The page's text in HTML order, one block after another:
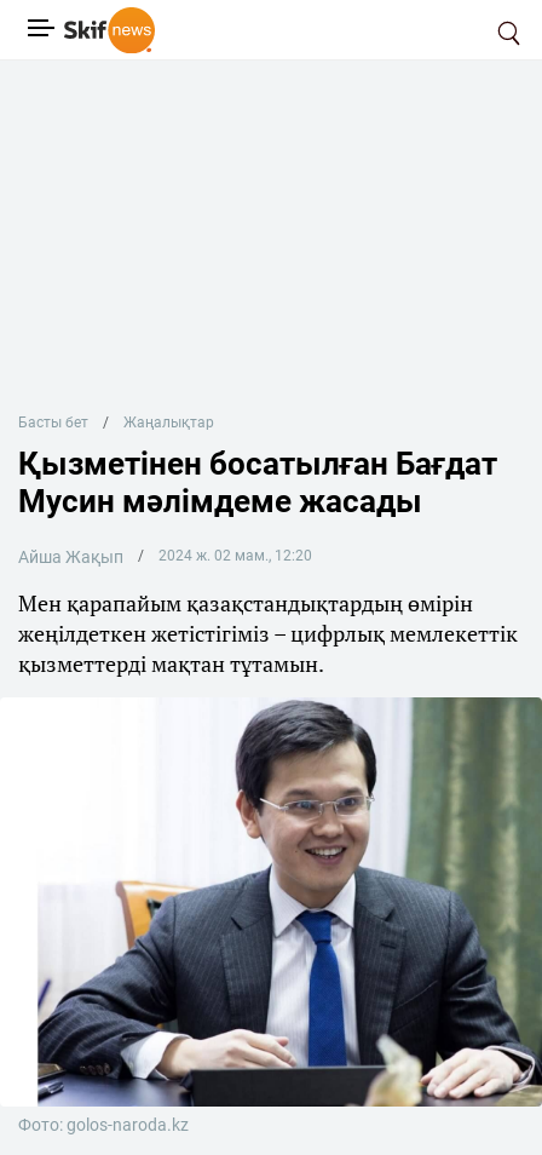
Басты бет Жаңалықтар
Қызметінен босатылған Бағдат
Мусин мәлімдеме жасады
Айша Жақып 2024 ж. 02 мам., 12:20
Мен қарапайым қазақстандықтардың өмірін
жеңілдеткен жетістігіміз – цифрлық мемлекеттік
қызметтерді мақтан тұтамын.
Фото: golos-naroda.kz